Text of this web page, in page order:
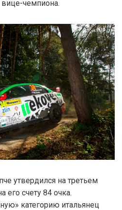
чемпиона.
утвердился на третьем
его счету 84 очка.
категорию итальянец